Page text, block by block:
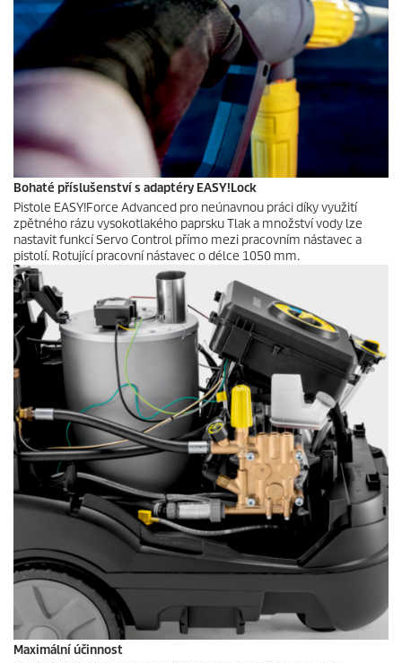
Bohaté příslušenství s adaptéry EASY!Lock
Pistole EASY!Force Advanced pro neúnavnou práci díky využití
zpětného rázu vysokotlakého paprsku Tlak a množství vody lze
nastavit funkcí Servo Control přímo mezi pracovním nástavec a
pistolí. Rotující pracovní nástavec o délce 1050 mm.
Maximální účinnost